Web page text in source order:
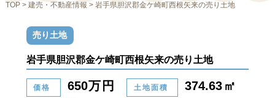
TOP> 建売・不動産情報 > 岩手県胆沢郡金ケ崎町西根矢来の売り土地
売り土地
岩手県胆沢郡金ケ崎町西根矢来の売り土地
価格 650万円 土地面積
374.63㎡